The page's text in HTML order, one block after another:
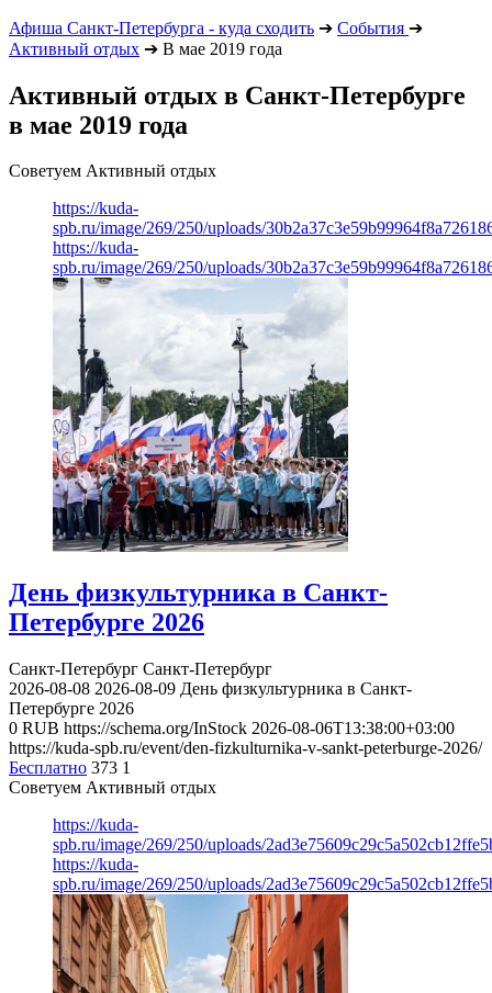
Афиша Санкт-Петербурга - куда сходить ➔ События ➔
Активный отдых ➔ В мае 2019 года
Активный отдых в Санкт-Петербурге
в мае 2019 года
Советуем Активный отдых
https://kuda-
spb.ru/image/269/250/uploads/
https://kuda-
spb.ru/image/269/250/uploads/
День физкультурника в Санкт-
Петербурге 2026
Санкт-Петербург Санкт-Петербург
2026-08-08 2026-08-09 День физкультурника в Санкт-
Петербурге 2026
0 RUB https://schema.org/InStock 2026-08-06T13:38:00+03:00
https://kuda-spb.ru/event/den-fizkulturnika-v-sankt-peterburge-2026/
Бесплатно 373 1
Советуем Активный отдых
https://kuda-
spb.ru/image/269/250/uploads/
https://kuda-
spb.ru/image/269/250/uploads/